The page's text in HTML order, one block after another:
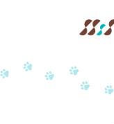
当院について